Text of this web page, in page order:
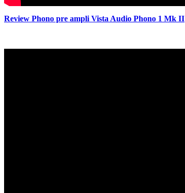
Review Phono pre ampli Vista Audio Phono 1 Mk II